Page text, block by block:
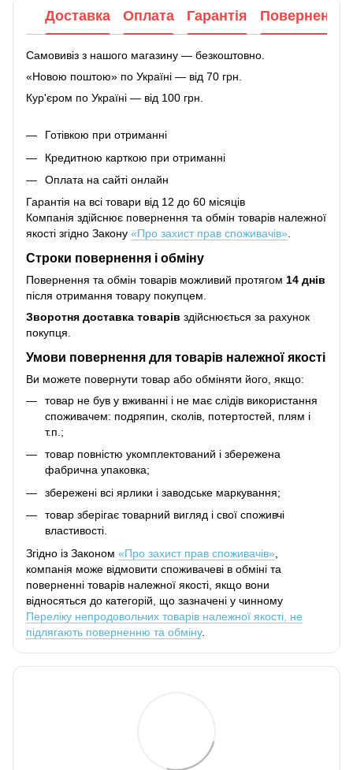
Доставка Оплата Гарантія Повернення
Самовивіз з нашого магазину — безкоштовно.
«Новою поштою» по Україні — від 70 грн.
Кур'єром по Україні — від 100 грн.
Готівкою при отриманні
Кредитною карткою при отриманні
Оплата на сайті онлайн
Гарантія на всі товари від 12 до 60 місяців
Компанія здійснює повернення та обмін товарів належної
якості згідно Закону «Про захист прав споживачів».
Строки повернення і обміну
Повернення та обмін товарів можливий протягом 14 днів
після отримання товару покупцем.
Зворотня доставка товарів здійснюється за рахунок
покупця.
Умови повернення для товарів належної якості
Ви можете повернути товар або обміняти його, якщо:
товар не був у вживанні і не має слідів використання
споживачем: подряпин, сколів, потертостей, плям і
т.п.;
товар повністю укомплектований і збережена
фабрична упаковка;
збережені всі ярлики і заводське маркування;
товар зберігає товарний вигляд і свої споживчі
властивості.
Згідно із Законом «Про захист прав споживачів»
компанія може відмовити споживачеві в обміні та
поверненні товарів належної якості, якщо вони
відносяться до категорій, що зазначені у чинному
Переліку непродовольчих товарів належної якості, не
підлягають поверненню та обміну.